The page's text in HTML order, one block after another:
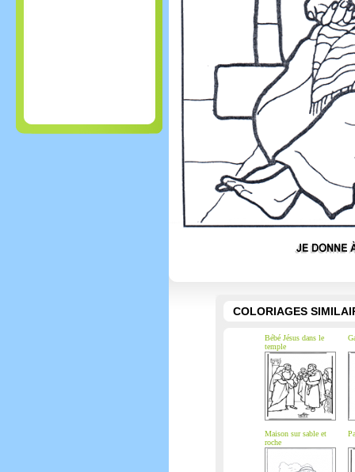
COLORIAGES
Bébé Jésus dans le
temple
Maison sur sable et
roche